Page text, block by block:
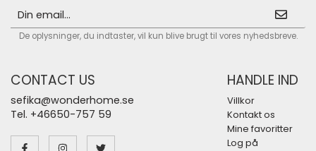
De oplysninger, du indtaster, vil kun blive brugt til vores nyhedsbreve.
CONTACT US
sefika@wonderhome.se
Tel. +46650-757 59
HANDLE IND
Villkor
Kontakt os
Mine favoritter
Log på